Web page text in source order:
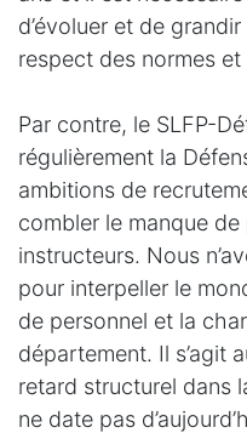
d’évoluer et de
respect des normes
Par contre, le SLFP-
régulièrement la
ambitions de
combler le manque
instructeurs. Nous
pour interpeller le
de personnel et la
département. Il s’agit
retard structurel dans
ne date pas